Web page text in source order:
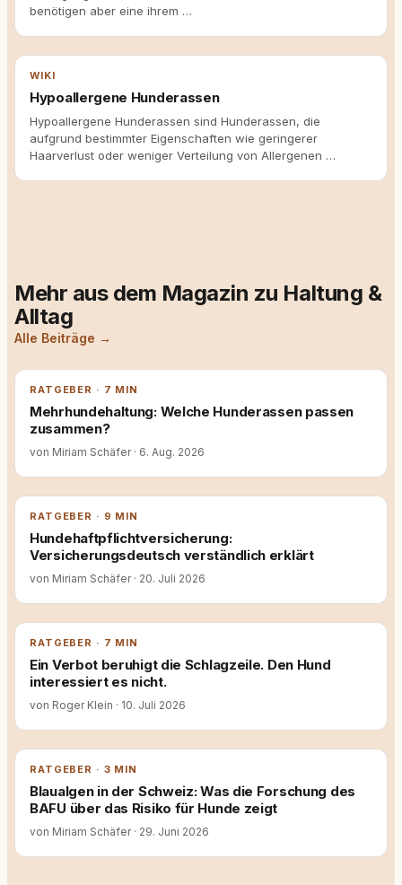
benötigen aber eine ihrem …
WIKI
Hypoallergene Hunderassen
Hypoallergene Hunderassen sind Hunderassen, die
aufgrund bestimmter Eigenschaften wie geringerer
Haarverlust oder weniger Verteilung von Allergenen …
Mehr aus dem Magazin zu Haltung &
Alltag
Alle Beiträge →
RATGEBER · 7 MIN
Mehrhundehaltung: Welche Hunderassen passen
zusammen?
von Miriam Schäfer · 6. Aug. 2026
RATGEBER · 9 MIN
Hundehaftpflichtversicherung:
Versicherungsdeutsch verständlich erklärt
von Miriam Schäfer · 20. Juli 2026
RATGEBER · 7 MIN
Ein Verbot beruhigt die Schlagzeile. Den Hund
interessiert es nicht.
von Roger Klein · 10. Juli 2026
RATGEBER · 3 MIN
Blaualgen in der Schweiz: Was die Forschung des
BAFU über das Risiko für Hunde zeigt
von Miriam Schäfer · 29. Juni 2026